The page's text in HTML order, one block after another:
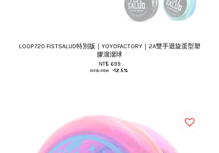
LOOP720 FISTSALUD特別版｜YOYOFACTORY｜2A雙手迴旋蛋型塑
膠溜溜球
NT$ 699
NT$ 799 -12.5%